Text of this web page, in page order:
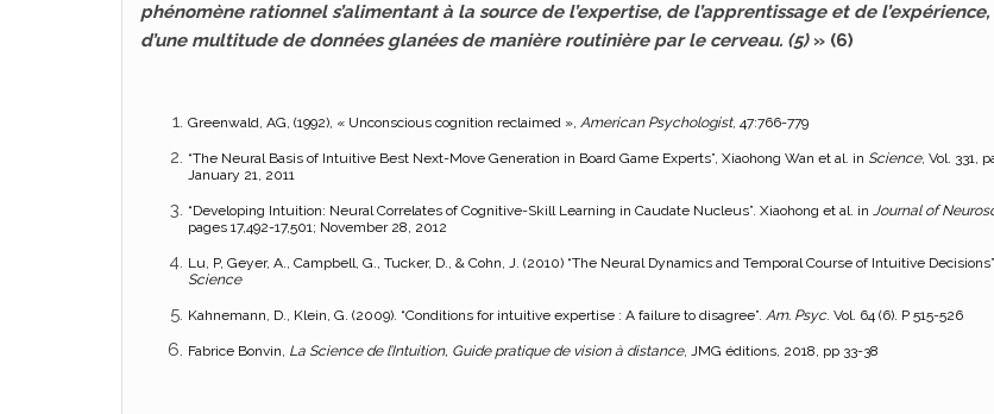
phénomène rationnel s’alimentant à la source de l’expertise, de l’apprentissage et de
d’une multitude de données glanées de manière routinière par le cerveau. (5)» (6)
Greenwald, AG, (1992), « Unconscious cognition reclaimed », American Psychologist, 47:766-779
“The Neural Basis of Intuitive Best Next-Move Generation in Board Game Experts”, Xiaohong Wan et al. in Science, Vol. 331,
January 21, 2011
“Developing Intuition: Neural Correlates of Cognitive-Skill Learning in Caudate Nucleus”. Xiaohong et al. in Journal of
pages 17,492-17,501; November 28, 2012
Lu, P, Geyer, A., Campbell, G., Tucker, D., & Cohn, J. (2010) “The Neural Dynamics and Temporal Course of Intuitive
Science
Kahnemann, D., Klein, G. (2009). “Conditions for intuitive expertise : A failure to disagree”. Am. Psyc. Vol. 64 (6). P 515-526
Fabrice Bonvin, La Science de l’Intuition, Guide pratique de vision à distance, JMG éditions, 2018, pp 33-38